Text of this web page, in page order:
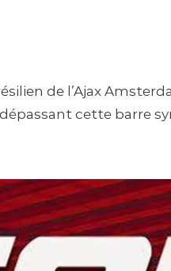
de l’Ajax
cette barre